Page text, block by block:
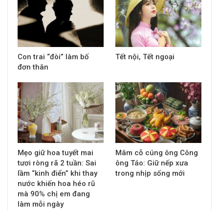
Con trai “đòi” làm bố
đơn thân
Tết nội, Tết ngoại
Mẹo giữ hoa tuyết mai
tươi ròng rã 2 tuần: Sai
lầm “kinh điển” khi thay
nước khiến hoa héo rũ
mà 90% chị em đang
làm mỗi ngày
Mâm cỗ cúng ông Công
ông Táo: Giữ nếp xưa
trong nhịp sống mới